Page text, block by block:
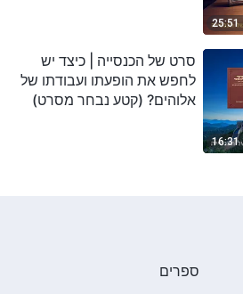
25:51
16:31
סרט של הכנסייה | כיצד יש
לחפש את הופעתו ועבודתו של
אלוהים? (קטע נבחר מסרט)
ספרים